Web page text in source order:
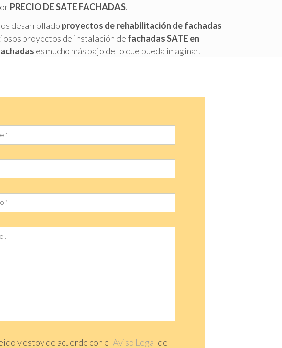
PRECIO DE SATE FACHADAS.
desarrollado proyectos de rehabilitación de fachadas
proyectos de instalación de fachadas SATE en
es mucho más bajo de lo que pueda imaginar.
y estoy de acuerdo con el Aviso Legal de